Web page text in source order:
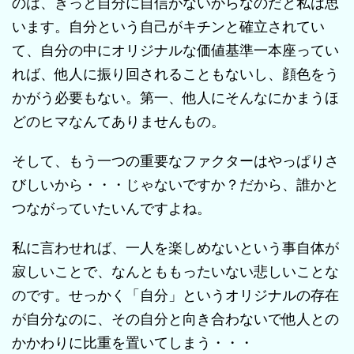
います。自分という自己がキチンと確立されてい
て、自分の中にオリジナルな価値基準一本座ってい
れば、他人に振り回されることもないし、顔色をう
かがう必要もない。第一、他人にそんなにかまうほ
どのヒマなんてありませんもの。
そして、もう一つの重要なファクターはやっぱりさ
びしいから・・・じゃないですか？だから、誰かと
つながっていたいんですよね。
私に言わせれば、一人を楽しめないという事自体が
寂しいことで、なんとももったいない悲しいことな
のです。せっかく「自分」というオリジナルの存在
が自分なのに、その自分と向き合わないで他人との
かかわりに比重を置いてしまう・・・